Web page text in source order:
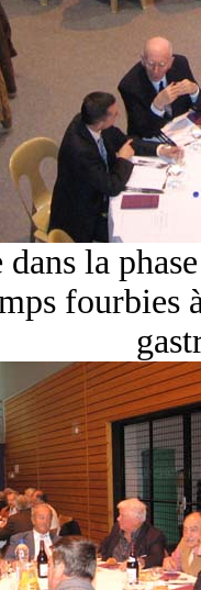
dans la
fourbies